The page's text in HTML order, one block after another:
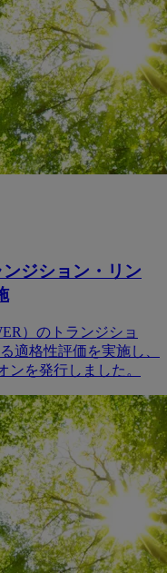
ジション・リン
）のトランジショ
適格性評価を実施し、
ンを発行しました。